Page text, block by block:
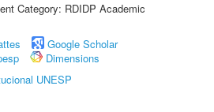
Category: RDIDP Academic
Google Scholar
Dimensions
UNESP